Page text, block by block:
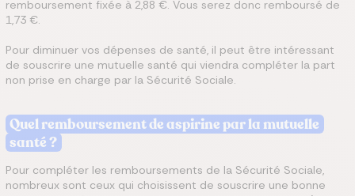
remboursement fixée à 2,88 €. Vous serez donc remboursé de
1,73 €.
Pour diminuer vos dépenses de santé, il peut être intéressant
de souscrire une mutuelle santé qui viendra compléter la part
non prise en charge par la Sécurité Sociale.
Quel remboursement de aspirine par la mutuelle
santé ?
Pour compléter les remboursements de la Sécurité Sociale,
nombreux sont ceux qui choisissent de souscrire une bonne